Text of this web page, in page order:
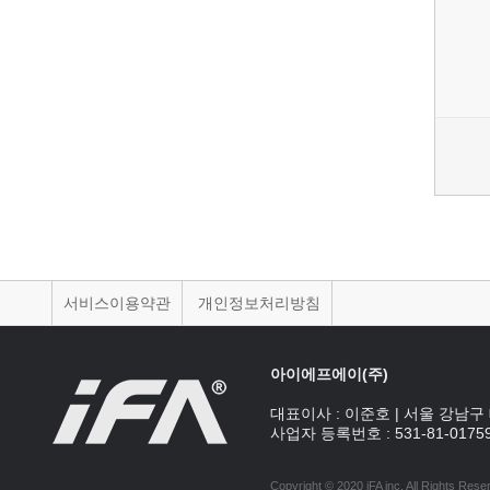
서비스이용약관 개인정보처리방침
아이에프에이(주)
대표이사 : 이준호 | 서울 강남구
사업자 등록번호 : 531-81-
Copyright © 2020 iFA inc . All Rights